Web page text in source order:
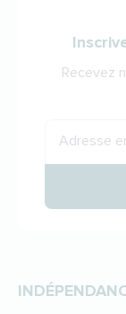
Recevez
Adresse